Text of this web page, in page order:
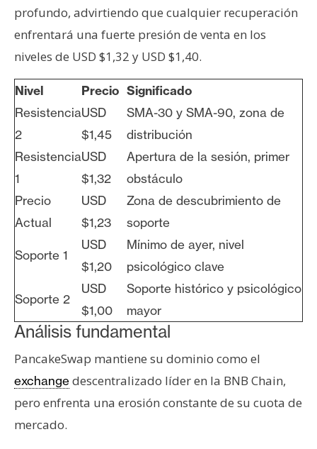
profundo, advirtiendo que cualquier recuperación
enfrentará una fuerte presión de venta en los
niveles de USD $1,32 y USD $1,40.
Nivel Precio Significado
Resistencia
2
USD
$1,45
SMA-30 y SMA-90, zona de
distribución
Resistencia
1
USD
$1,32
Apertura de la sesión, primer
obstáculo
Precio
Actual
USD
$1,23
Zona de descubrimiento de
soporte
Soporte 1
USD
$1,20
Mínimo de ayer, nivel
psicológico clave
Soporte 2
USD
$1,00
Soporte histórico y psicológico
mayor
Análisis fundamental
PancakeSwap mantiene su dominio como el
exchangedescentralizado líder en la BNB Chain,
pero enfrenta una erosión constante de su cuota de
mercado.